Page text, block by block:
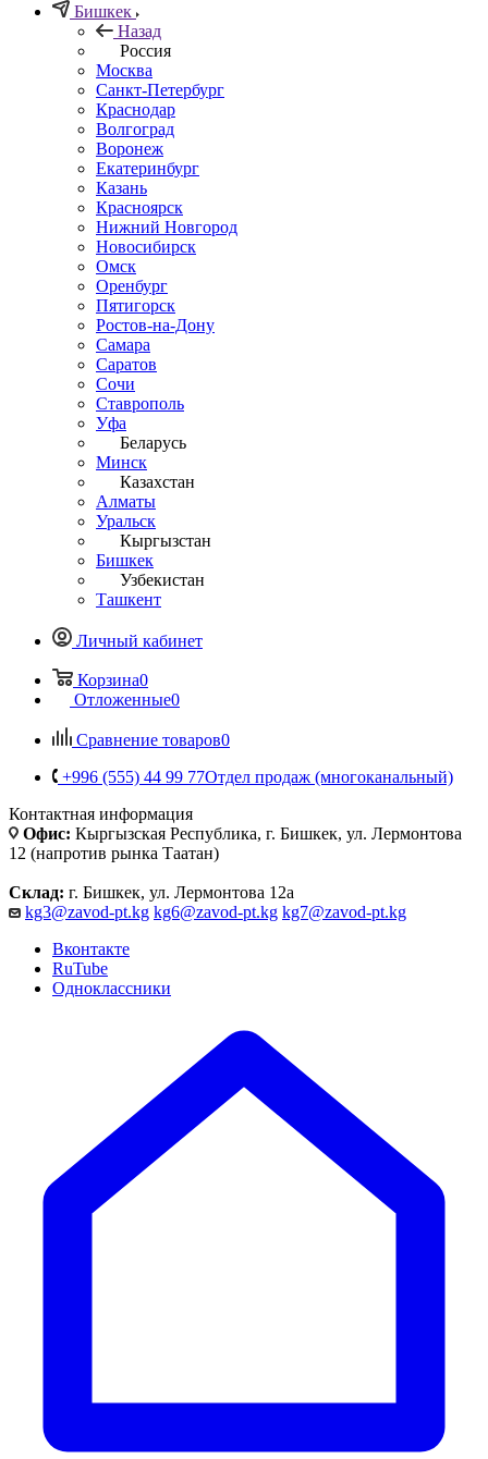
Бишкек
Назад
Россия
Москва
Санкт-Петербург
Краснодар
Волгоград
Воронеж
Екатеринбург
Казань
Красноярск
Нижний Новгород
Новосибирск
Омск
Оренбург
Пятигорск
Ростов-на-Дону
Самара
Саратов
Сочи
Ставрополь
Уфа
Беларусь
Минск
Казахстан
Алматы
Уральск
Кыргызстан
Бишкек
Узбекистан
Ташкент
Личный кабинет
Корзина0
Отложенные0
Сравнение товаров0
+996 (555) 44 99 77Отдел продаж (многоканальный)
Контактная информация
Офис: Кыргызская Республика, г. Бишкек, ул. Лермонтова
12 (напротив рынка Таатан)
Склад: г. Бишкек, ул. Лермонтова 12а
kg3@zavod-pt.kg kg6@zavod-pt.kg kg7@zavod-pt.kg
Вконтакте
RuTube
Одноклассники